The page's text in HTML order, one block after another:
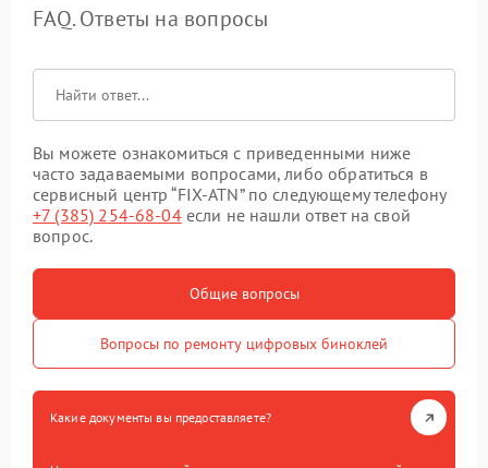
FAQ. Ответы на вопросы
Вы можете ознакомиться с приведенными ниже
часто задаваемыми вопросами, либо обратиться в
сервисный центр “FIX-ATN” по следующему телефону
+7 (385) 254-68-04если не нашли ответ на свой
вопрос.
Общие вопросы
Вопросы по ремонту цифровых биноклей
Какие документы вы предоставляете?